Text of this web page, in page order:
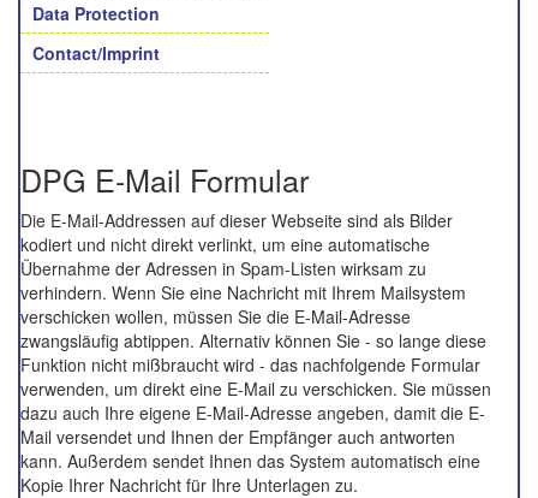
Data Protection
Contact/Imprint
DPG E-Mail Formular
Die E-Mail-Addressen auf dieser Webseite sind als Bilder
kodiert und nicht direkt verlinkt, um eine automatische
Übernahme der Adressen in Spam-Listen wirksam zu
verhindern. Wenn Sie eine Nachricht mit Ihrem Mailsystem
verschicken wollen, müssen Sie die E-Mail-Adresse
zwangsläufig abtippen. Alternativ können Sie - so lange diese
Funktion nicht mißbraucht wird - das nachfolgende Formular
verwenden, um direkt eine E-Mail zu verschicken. Sie müssen
dazu auch Ihre eigene E-Mail-Adresse angeben, damit die E-
Mail versendet und Ihnen der Empfänger auch antworten
kann. Außerdem sendet Ihnen das System automatisch eine
Kopie Ihrer Nachricht für Ihre Unterlagen zu.